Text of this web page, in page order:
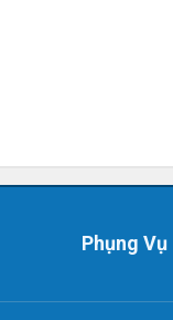
Phụng Vụ